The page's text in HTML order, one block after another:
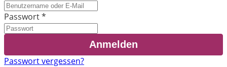
Passwort*
Passwort vergessen?